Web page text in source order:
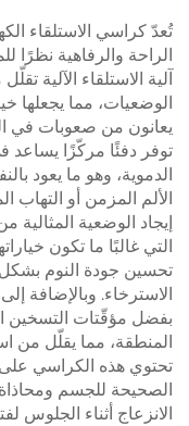
تُعدّ كراسي الاستلقاء
الراحة والرفاهية نظرًا
آلية الاستلقاء الآلية
الوضعيات، مما يجعلها
يعانون من صعوبات في
توفر دفئًا مركّزًا يساعد
الدموية، وهو ما يعود
الألم المزمن أو
إيجاد الوضعية
التي غالبًا ما تكون
تحسين جودة النوم بشكل
الاسترخاء. وبالإضافة
بفضل مؤقّتات التسخين
المنطقة، مما يقلّل من
تحتوي هذه الكراسي
الصحيحة للجسم
الانزعاج أثناء